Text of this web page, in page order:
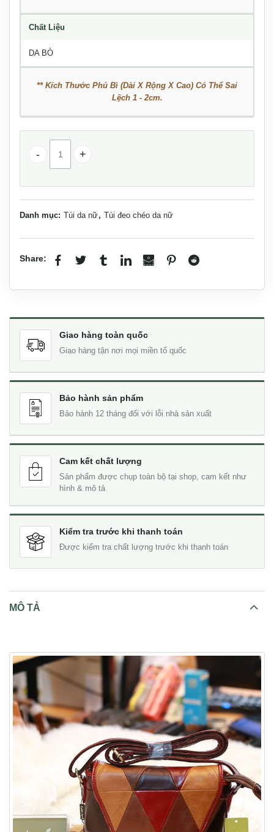
Chất Liệu
DA BÒ
** Kích Thước Phủ Bì (Dài X Rộng X Cao) Có Thể Sai
Lệch 1 - 2cm.
Túi nữ da thật nữ tính Lano TXN046 số lượng
Danh mục: Túi da nữ, Túi đeo chéo da nữ
Share:
Giao hàng toàn quốc
Giao hàng tận nơi mọi miền tổ quốc
Bảo hành sản phẩm
Bảo hành 12 tháng đối với lỗi nhà sản xuất
Cam kết chất lượng
Sản phẩm được chụp toàn bộ tại shop, cam kết như
hình & mô tả
Kiểm tra trước khi thanh toán
Được kiểm tra chất lượng trước khi thanh toán
MÔ TẢ